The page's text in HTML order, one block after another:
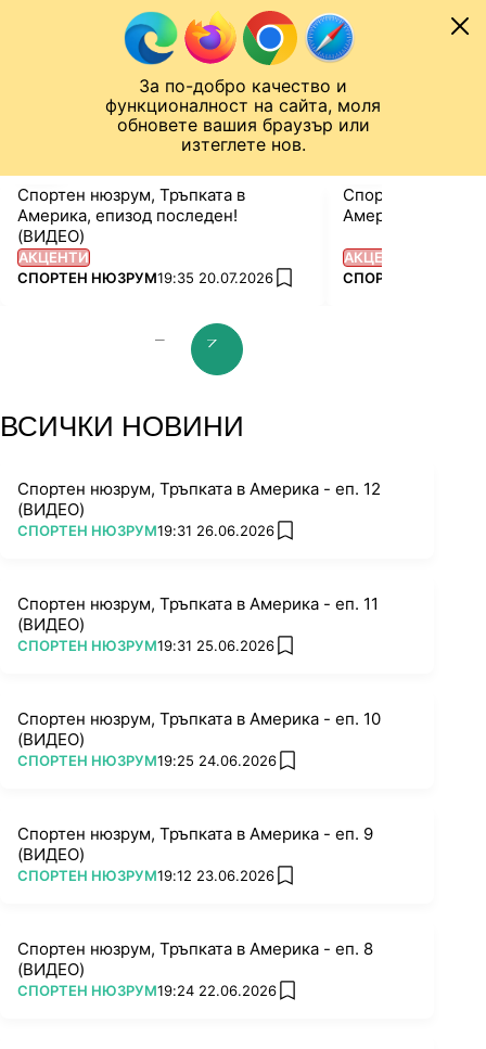
За по-добро качество и
функционалност на сайта, моля
обновете вашия браузър или
изтеглете нов.
Към съдържанието
Лига на Конференциите
СПОРТЕН НЮЗРУМ
Спортен нюзрум, Тръпката в
Америка, епизод последен!
(ВИДЕО)
АКЦЕНТИ
ПОВЕЧЕ ОТ
СПОРТЕН НЮЗРУМ19:35 20.07.2026 add favorites
Спортен нюзрум,
Америка, еп. 27
АКЦЕНТИ
ПОВЕЧЕ ОТ
СПОРТЕН НЮЗРУМ
prev slidenext slide
ВСИЧКИ НОВИНИ
Спортен нюзрум, Тръпката в Америка - еп. 12
(ВИДЕО)
ПОВЕЧЕ ОТ
СПОРТЕН НЮЗРУМ19:31 26.06.2026 add favorites
Спортен нюзрум, Тръпката в Америка - еп. 11
(ВИДЕО)
ПОВЕЧЕ ОТ
СПОРТЕН НЮЗРУМ19:31 25.06.2026 add favorites
Спортен нюзрум, Тръпката в Америка - еп. 10
(ВИДЕО)
ПОВЕЧЕ ОТ
СПОРТЕН НЮЗРУМ19:25 24.06.2026 add favorites
Спортен нюзрум, Тръпката в Америка - еп. 9
(ВИДЕО)
ПОВЕЧЕ ОТ
СПОРТЕН НЮЗРУМ19:12 23.06.2026 add favorites
Спортен нюзрум, Тръпката в Америка - еп. 8
(ВИДЕО)
ПОВЕЧЕ ОТ
СПОРТЕН НЮЗРУМ19:24 22.06.2026 add favorites